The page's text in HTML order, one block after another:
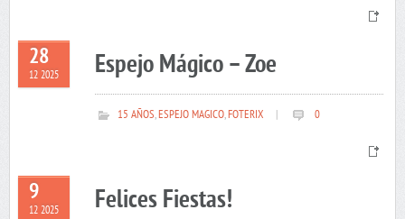
28
12 2025 Espejo Mágico – Zoe
15 AÑOS,ESPEJO MAGICO,FOTERIX 0
9
12 2025 Felices Fiestas!